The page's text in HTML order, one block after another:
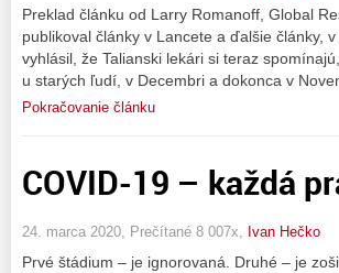
Preklad článku od Larry Romanoff, Global
publikoval články v Lancete a ďalšie články,
vyhlásil, že Talianski lekári si teraz
u starých ľudí, v Decembri a dokonca v
Pokračovanie článku
COVID-19 – každá
24. marca 2020, Prečítané 8 007x, Ivan Hečko
Prvé štádium – je ignorovaná. Druhé – je